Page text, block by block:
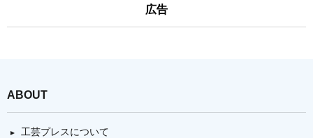
広告
ABOUT
工芸プレスについて